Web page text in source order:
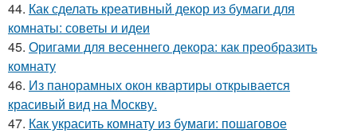
44. Как сделать креативный декор из бумаги для
комнаты: советы и идеи
45. Оригами для весеннего декора: как преобразить
комнату
46. Из панорамных окон квартиры открывается
красивый вид на Москву.
47. Как украсить комнату из бумаги: пошаговое